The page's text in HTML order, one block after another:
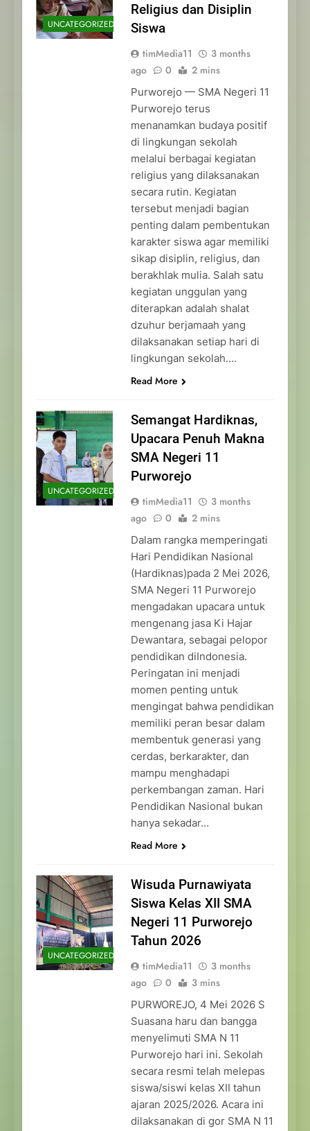
UNCATEGORIZED
Religius dan Disiplin
Siswa
timMedia11
3 months
ago
0 2 mins
Purworejo — SMA Negeri 11
Purworejo terus
menanamkan budaya positif
di lingkungan sekolah
melalui berbagai kegiatan
religius yang dilaksanakan
secara rutin. Kegiatan
tersebut menjadi bagian
penting dalam pembentukan
karakter siswa agar memiliki
sikap disiplin, religius, dan
berakhlak mulia. Salah satu
kegiatan unggulan yang
diterapkan adalah shalat
dzuhur berjamaah yang
dilaksanakan setiap hari di
lingkungan sekolah….
Read More
UNCATEGORIZED
Semangat Hardiknas,
Upacara Penuh Makna
SMA Negeri 11
Purworejo
timMedia11
3 months
ago
0 2 mins
Dalam rangka memperingati
Hari Pendidikan Nasional
(Hardiknas)pada 2 Mei 2026,
SMA Negeri 11 Purworejo
mengadakan upacara untuk
mengenang jasa Ki Hajar
Dewantara, sebagai pelopor
pendidikan diIndonesia.
Peringatan ini menjadi
momen penting untuk
mengingat bahwa pendidikan
memiliki peran besar dalam
membentuk generasi yang
cerdas, berkarakter, dan
mampu menghadapi
perkembangan zaman. Hari
Pendidikan Nasional bukan
hanya sekadar…
Read More
UNCATEGORIZED
Wisuda Purnawiyata
Siswa Kelas XII SMA
Negeri 11 Purworejo
Tahun 2026
timMedia11
3 months
ago
0 3 mins
PURWOREJO, 4 Mei 2026 S
Suasana haru dan bangga
menyelimuti SMA N 11
Purworejo hari ini. Sekolah
secara resmi telah melepas
siswa/siswi kelas XII tahun
ajaran 2025/2026. Acara ini
dilaksanakan di gor SMA N 11